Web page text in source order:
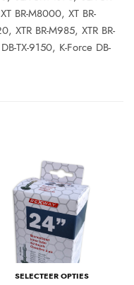
BR-M8000, XT BR-
XTR BR-M985, XTR BR-
TX-9150, K-Force DB-
SELECTEER OPTIES